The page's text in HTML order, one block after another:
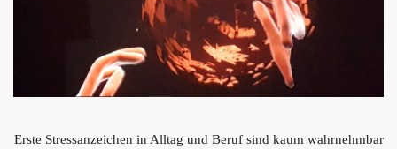
Erste Stressanzeichen in Alltag und Beruf sind kaum wahrnehmbar